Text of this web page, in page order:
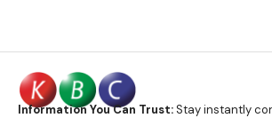
Information You Can Trust:Stay instantly